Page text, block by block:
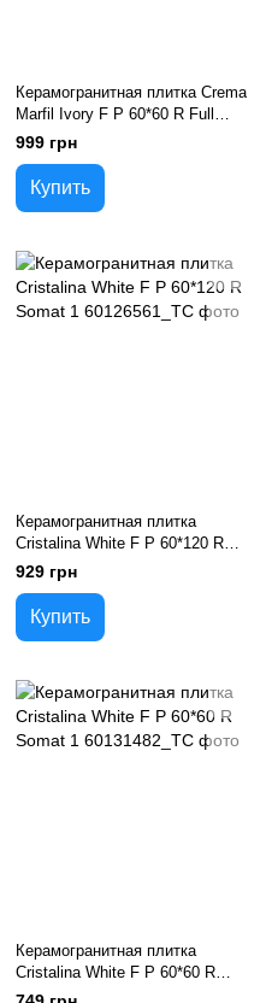
Керамогранитная плитка Crema
Marfil Ivory F P 60*60 R Full
Lappato 1
999 грн
Купить
Керамогранитная плитка
Cristalina White F P 60*120 R
Somat 1
929 грн
Купить
Керамогранитная плитка
Cristalina White F P 60*60 R
Somat 1